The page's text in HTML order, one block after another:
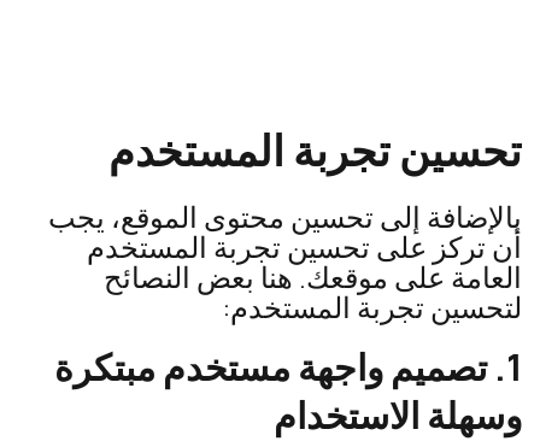
تحسين تجربة المستخدم
بالإضافة إلى تحسين محتوى الموقع، يجب
أن تركز على تحسين تجربة المستخدم
العامة على موقعك. هنا بعض النصائح
لتحسين تجربة المستخدم:
1. تصميم واجهة مستخدم مبتكرة
وسهلة الاستخدام